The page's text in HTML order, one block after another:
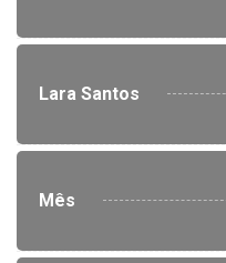
Lara Santos
Mês